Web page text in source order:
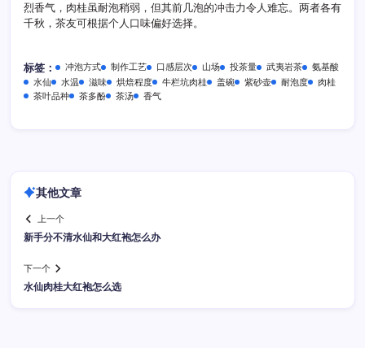
烈香气，肉桂虽耐泡稍弱，但其前几泡的冲击力令人难忘。两者各有
千秋，茶友可根据个人口味偏好选择。
标签： 冲泡方式 制作工艺 口感层次 山场 投茶量 武夷岩茶
氨基酸
水仙
水温 滋味 烘焙程度 牛栏坑肉桂 盖碗 紫砂壶 耐泡度
肉桂
茶叶品种
茶多酚 茶汤 香气
其他文章
上一个
新手分不清水仙和大红袍怎么办
下一个
水仙肉桂大红袍怎么选